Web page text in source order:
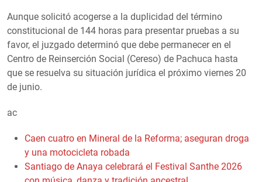
Aunque solicitó acogerse a la duplicidad del término
constitucional de 144 horas para presentar pruebas a su
favor, el juzgado determinó que debe permanecer en el
Centro de Reinserción Social (Cereso) de Pachuca hasta
que se resuelva su situación jurídica el próximo viernes 20
de junio.
ac
Caen cuatro en Mineral de la Reforma; aseguran droga
y una motocicleta robada
Santiago de Anaya celebrará el Festival Santhe 2026